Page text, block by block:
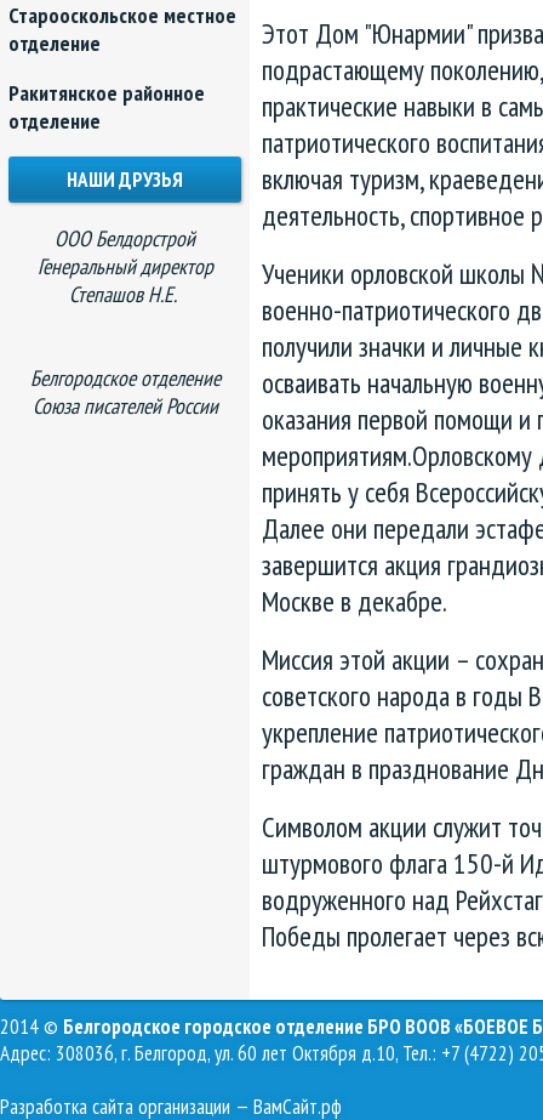
Этот Дом "Юнармии"
подрастающему
практические навыки в
патриотического
включая туризм,
деятельность, спортивное
Ученики орловской школы
военно-патриотического
получили значки и личные
осваивать начальную
оказания первой помощи и
принять у себя
Далее они передали
завершится акция
Москве в декабре.
Миссия этой акции –
советского народа в годы
укрепление
граждан в празднование
Символом акции служит
штурмового флага 150-й
водруженного над
Победы пролегает через
Старооскольское местное
отделение
Ракитянское районное
отделение
НАШИ ДРУЗЬЯ
ООО Белдорстрой
Генеральный директор
Степашов Н.Е.
Белгородское отделение
Союза писателей России
2014 © Белгородское городское отделение БРО ВООВ «БОЕВОЕ
Адрес: 308036, г. Белгород, ул. 60 лет Октября д.10, Тел.: +7 (4722)
Разработка сайта организации — ВамСайт.рф